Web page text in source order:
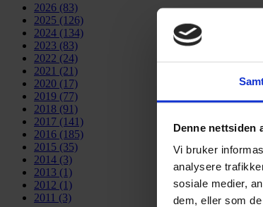
Denne nettsiden
Vi bruker
analysere
sosiale medier,
dem, eller som
2026 (83)
2025 (126)
2024 (134)
2023 (83)
2022 (24)
2021 (21)
2020 (17)
2019 (77)
2018 (91)
2017 (141)
2016 (185)
2015 (35)
2014 (3)
2013 (1)
2012 (1)
2011 (3)